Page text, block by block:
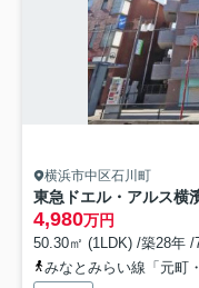
横浜市中区石川町
東急ドエル・アルス横
4,980万円
50.30㎡ (1LDK) /築28年 /
みなとみらい線「元町